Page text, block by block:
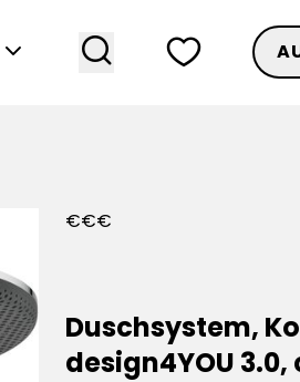
chevronDown search heart
€€€
Duschsystem,
design4YOU